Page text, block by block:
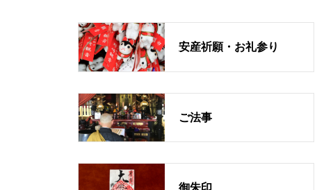
安産祈願・お礼参り
ご法事